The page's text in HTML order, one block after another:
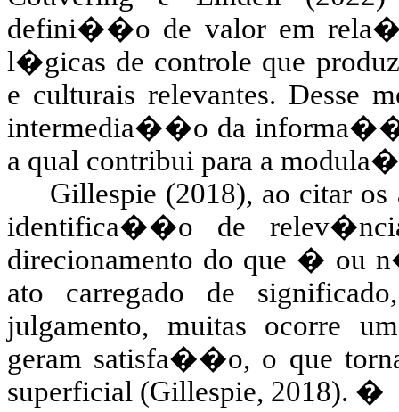
defini��o de valor em
l�gicas de controle que
e culturais relevantes. Desse
intermedia��o da
a qual contribui para a
Gillespie (2018), ao citar
identifica��o de
direcionamento do que � ou
ato carregado de
julgamento, muitas ocorre
geram satisfa��o, o que
superficial (Gillespie, 2018). �